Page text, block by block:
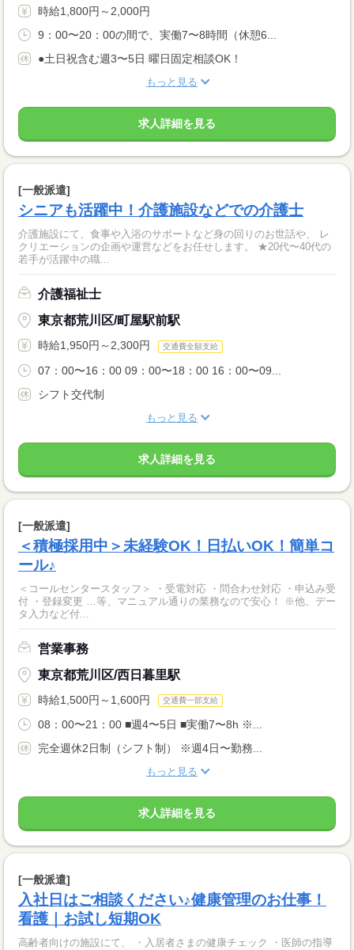
時給1,800円～2,000円
9：00〜20：00の間で、実働7〜8時間（休憩6...
●土日祝含む週3〜5日 曜日固定相談OK！
もっと見る
求人詳細を見る
[一般派遣]
シニアも活躍中！介護施設などでの介護士
介護施設にて、食事や入浴のサポートなど身の回りのお世話や、 レ
クリエーションの企画や運営などをお任せします。 ★20代〜40代の
若手が活躍中の職...
介護福祉士
東京都荒川区/町屋駅前駅
時給1,950円～2,300円 交通費全額支給
07：00〜16：00 09：00〜18：00 16：00〜09...
シフト交代制
もっと見る
求人詳細を見る
[一般派遣]
＜積極採用中＞未経験OK！日払いOK！簡単コ
ール♪
＜コールセンタースタッフ＞ ・受電対応 ・問合わせ対応 ・申込み受
付 ・登録変更 …等、マニュアル通りの業務なので安心！ ※他、デー
タ入力など付...
営業事務
東京都荒川区/西日暮里駅
時給1,500円～1,600円 交通費一部支給
08：00〜21：00 ■週4〜5日 ■実働7〜8h ※...
完全週休2日制（シフト制） ※週4日〜勤務...
もっと見る
求人詳細を見る
[一般派遣]
入社日はご相談ください♪健康管理のお仕事！
看護｜お試し短期OK
高齢者向けの施設にて、 ・入居者さまの健康チェック ・医師の指導